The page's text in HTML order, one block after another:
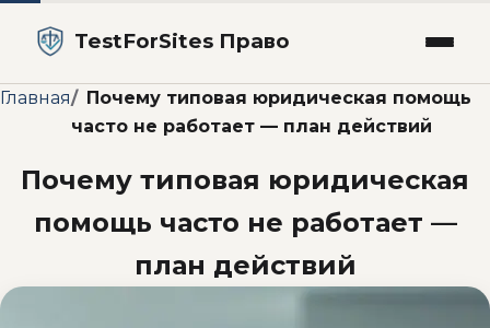
TestForSites Право
Главная
Почему типовая юридическая помощь
часто не работает — план действий
Почему типовая юридическая
помощь часто не работает —
план действий